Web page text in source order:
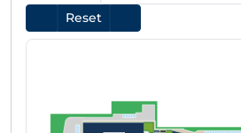
Reset